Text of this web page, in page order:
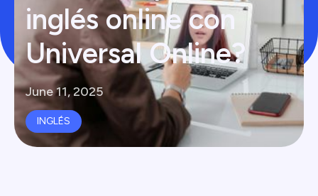
inglés online con
Universal Online?
June 11, 2025
INGLÉS